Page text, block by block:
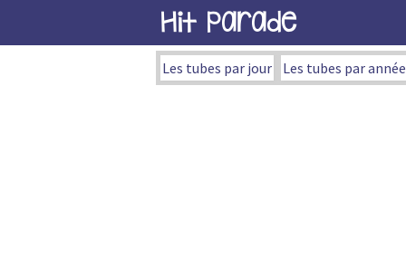
Hit Parade
Les tubes par jour Les tubes par année